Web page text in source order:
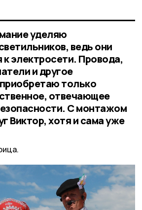
уделяю
ведь они
электросети. Провода,
и другое
только
отвечающее
С монтажом
Виктор, хотя и сама уже